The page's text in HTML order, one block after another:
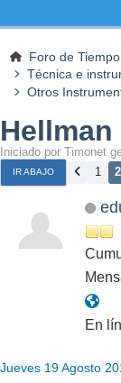
Foro de
Técnica e
Otros
Iniciado por Timonet
IR ABAJO 1 2
En
Jueves 19 Agosto